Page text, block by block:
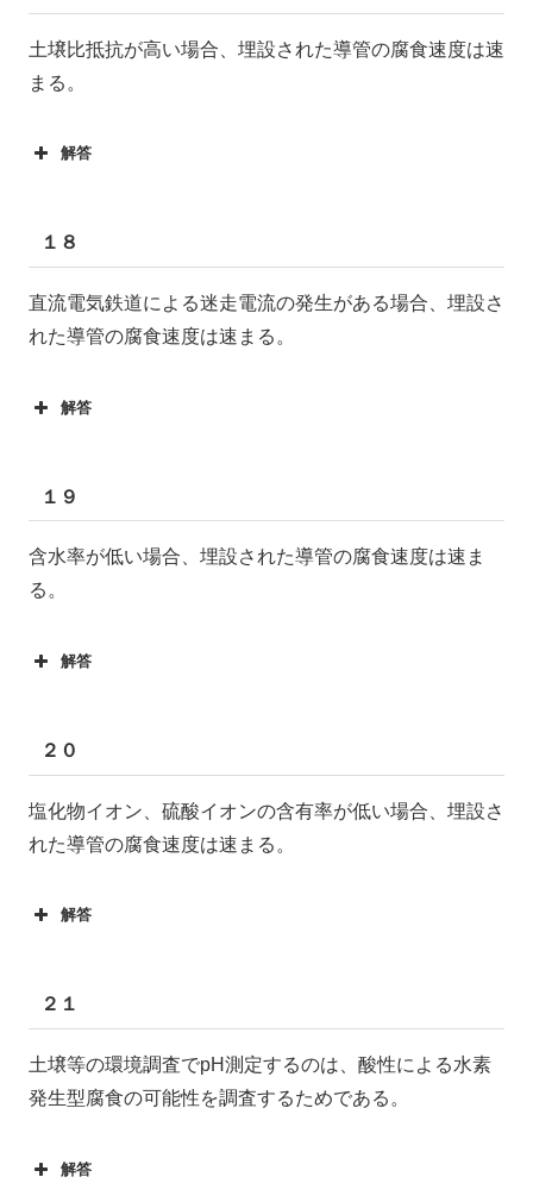
土壌比抵抗が高い場合、埋設された導管の腐食速度は速
まる。
解答
１８
直流電気鉄道による迷走電流の発生がある場合、埋設さ
れた導管の腐食速度は速まる。
解答
１９
含水率が低い場合、埋設された導管の腐食速度は速ま
る。
解答
２０
塩化物イオン、硫酸イオンの含有率が低い場合、埋設さ
れた導管の腐食速度は速まる。
解答
２１
土壌等の環境調査でpH測定するのは、酸性による水素
発生型腐食の可能性を調査するためである。
解答